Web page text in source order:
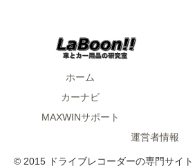
ホーム
カーナビ
MAXWINサポート
運営者情報
© 2015 ドライブレコーダーの専門サイト